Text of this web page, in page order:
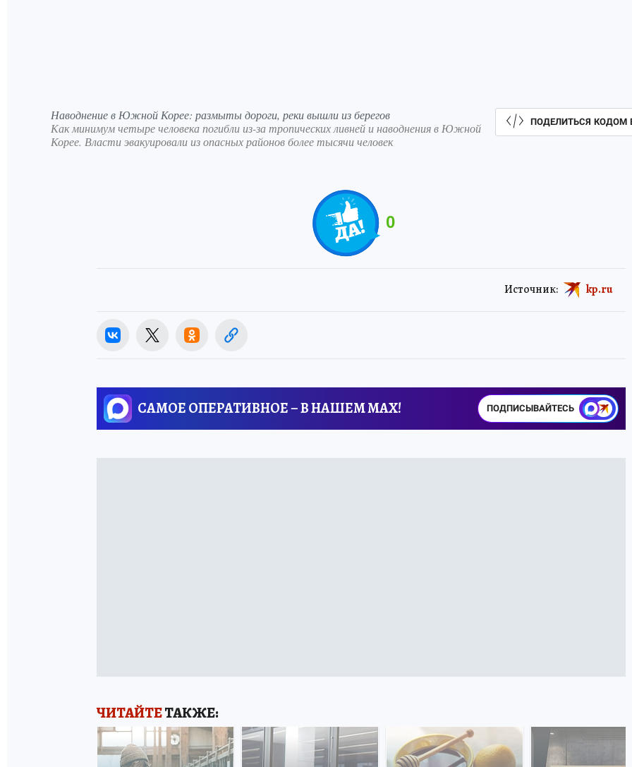
Наводнение в Южной Корее: размыты дороги, реки вышли из берегов
Как минимум четыре человека погибли из-за тропических ливней и наводнения в Южной
Корее. Власти эвакуировали из опасных районов более тысячи человек
ПОДЕЛИТЬСЯ КОДОМ
0
Источник: kp.ru
САМОЕ ОПЕРАТИВНОЕ – В НАШЕМ MAX! ПОДПИСЫВАЙТЕСЬ
ЧИТАЙТЕТАКЖЕ: